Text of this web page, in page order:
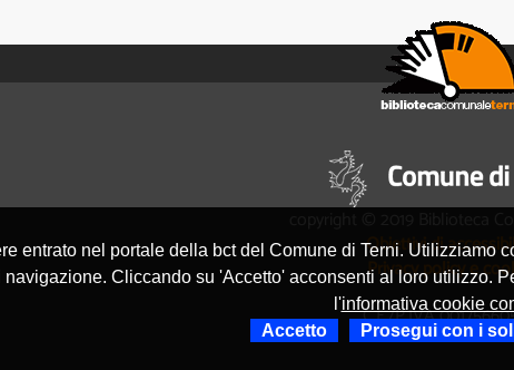
Obiettivi di
Privacy policy e
C.F./P.IVA
entrato nel portale della bct del Comune di Terni. Utilizziamo
navigazione. Cliccando su 'Accetto' acconsenti al loro utilizzo.
l'informativa cookie
Accetto
Prosegui con i